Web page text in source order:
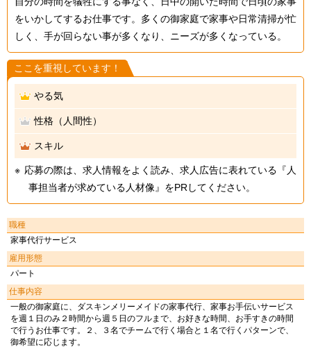
をいかしてするお仕事です。多くの御家庭で家事や日常清掃が忙
しく、手が回らない事が多くなり、ニーズが多くなっている。
ここを重視しています！
やる気
性格（人間性）
スキル
応募の際は、求人情報をよく読み、求人広告に表れている『人
事担当者が求めている人材像』をPRしてください。
職種
家事代行サービス
雇用形態
パート
仕事内容
一般の御家庭に、ダスキンメリーメイドの家事代行、家事お手伝いサービス
を週１日のみ２時間から週５日のフルまで、お好きな時間、お手すきの時間
で行うお仕事です。２、３名でチームで行く場合と１名で行くパターンで、
御希望に応じます。